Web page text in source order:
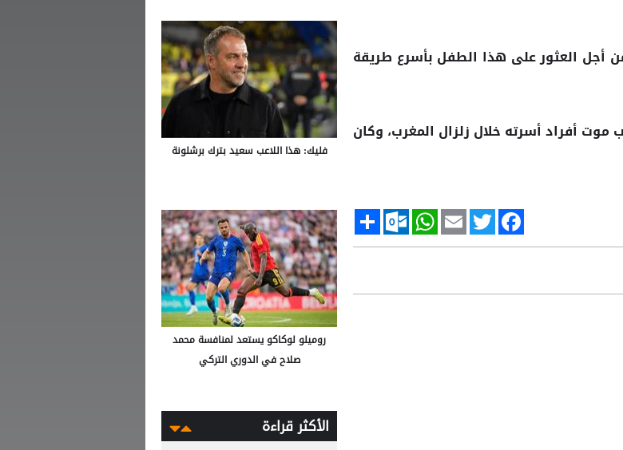
أجل العثور على هذا الطفل بأسرع طريقة
أفراد أسرته خلال زلزال المغرب، وكان
Facebook
Twitter
Email
WhatsApp
Outlook.com
Share
فليك: هذا اللاعب سعيد بترك برشلونة
روميلو لوكاكو يستعد لمنافسة محمد
صلاح في الدوري التركي
الأكثر قراءة